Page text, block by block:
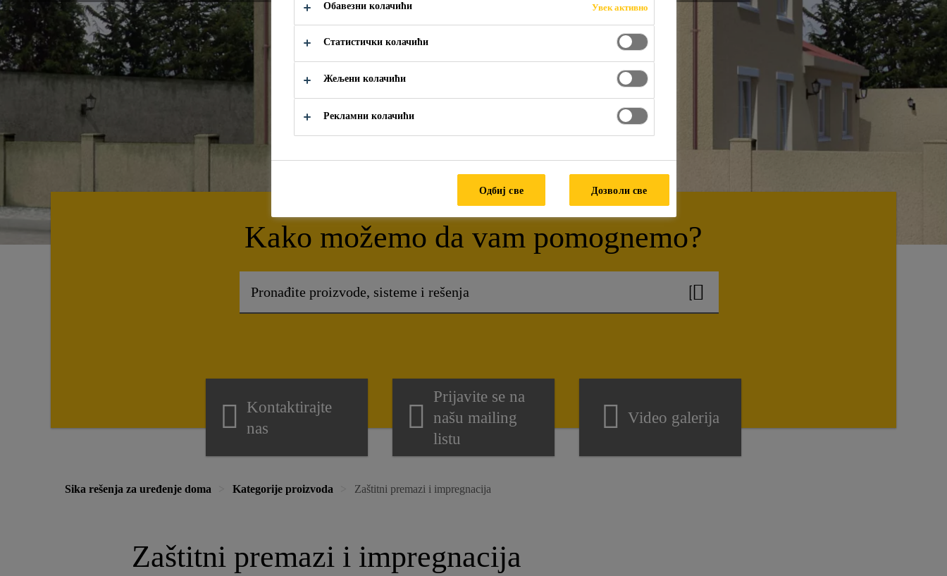
Kako možemo da vam pomognemo?
Kontaktirajte
nas
Prijavite se na
našu mailing
listu
Video galerija
Sika rešenja za uređenje doma Kategorije proizvoda Zaštitni premazi i impregnacija
Zaštitni premazi i impregnacija
Обавезни колачићи Увек активно
Статистички колачићи
Жељени колачићи
Рекламни колачићи
Одбиј све Дозволи све